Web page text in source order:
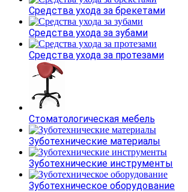
Средства ухода за брекетами
Средства ухода за зубами
Средства ухода за протезами
Стоматологическая мебель
Зуботехнические материалы
Зуботехнические инструменты
Зуботехническое оборудование